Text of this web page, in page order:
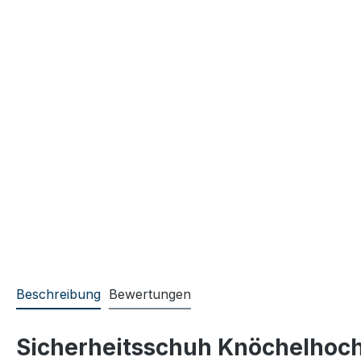
Beschreibung Bewertungen
Sicherheitsschuh